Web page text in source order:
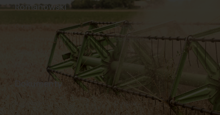
Dokumenty
Regulamin
Dostawy
Romanowski
Sklep internetowy
Praca
Ubezpieczenia